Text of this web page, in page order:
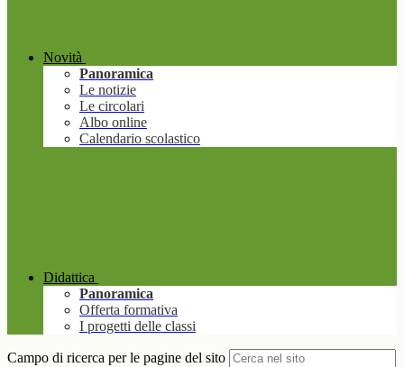
Novità
Panoramica
Le notizie
Le circolari
Albo online
Calendario scolastico
Didattica
Panoramica
Offerta formativa
I progetti delle classi
Campo di ricerca per le pagine del sito